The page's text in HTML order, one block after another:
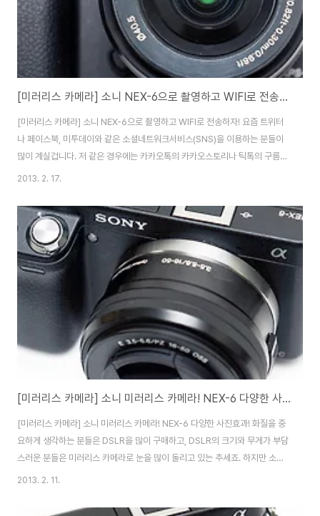
[미러리스 카메라] 소니 NEX-6으로 촬영하고 WIFI로 전송하자!
[미러리스 카메라] 소니 NEX-6으로 촬영하고 WIFI로 전송하자! 요즘 트위터
나 페이스북, 미투데이와 같은 소셜네트워크서비스(SNS)을 이용하는 분들이
많이 계실겁니다. 저 같은 경우에는 카카오톡의 카카오스토리나 틱톡의 구름
등 모바일 메신저들이 서비스하고 있는 SNS도 많이 이용하고 있는데요. 아마
하지만 항상 폰카의 카메라 화질이 아쉬울 수 밖에 없었는데요. 소니 미러리스
카메라 NEX-5R과 NEX-6은 WIFI 무선 인터넷 기능을 내장하고 있어 카메라
로 촬영한 사진을 바로 페이스북이나 트위터 등 SNS에 바로 업로드 할 수 있습
니다. 이번 포스팅에서는 소니 미러리스 카메라 NEX-6으로 사진을 촬영하고
촬영한 사진을 W..
2013. 2. 17.
[미러리스 카메라] 소니 미러리스 카메라! NEX-6 다양한 사진효과!
[미러리스 카메라] 소니 미러리스 카메라! NEX-6 다양한 사진효과! 화질을 중
요하게 생각하는 분들은 DSLR을 많이 구매하고, DSLR의 크기와 무게가 부담
스러운 분들은 미러리스 카메라로 눈을 많이 돌리고 있는 추세죠. 하지만 소니
미러리스 카메라 NEX-6은 DSLR과 맞먹는 화질과 함께 다양한 사진효과를
을 할 필요없이 사진을 찍으면서 즉석에서 다양한 효과로 멋진 사진들을 촬영
2013. 2. 11.